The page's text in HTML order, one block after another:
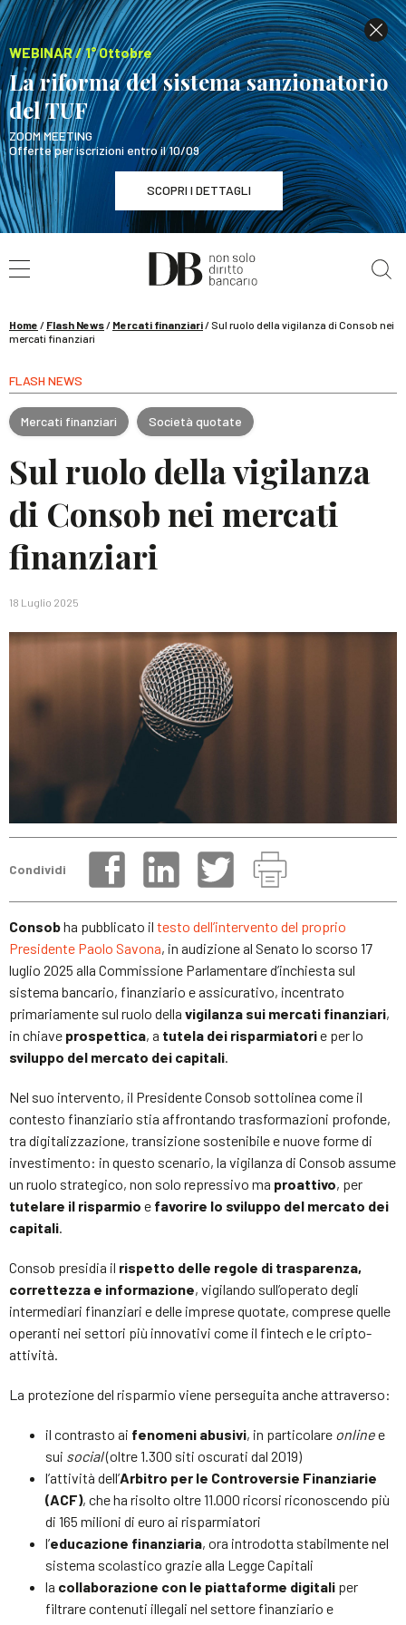
WEBINAR / 1° Ottobre
La riforma del sistema sanzionatorio
del TUF
ZOOM MEETING
Offerte per iscrizioni entro il 10/09
SCOPRI I DETTAGLI
WEBINAR / 1° Ottobre
La riforma del sistema sanzionatorio del TUF
Home / Flash News/ Mercati finanziari/ Sul ruolo della vigilanza di Consob nei
mercati finanziari
FLASH NEWS
Mercati finanziari Società quotate
Sul ruolo della vigilanza
di Consob nei mercati
finanziari
18 Luglio 2025
Condividi
Consobha pubblicato il testo dell’intervento del proprio
Presidente Paolo Savona, in audizione al Senato lo scorso 17
luglio 2025 alla Commissione Parlamentare d’inchiesta sul
sistema bancario, finanziario e assicurativo, incentrato
primariamente sul ruolo della vigilanza sui mercati finanziari,
in chiave prospettica, a tutela dei risparmiatorie per lo
sviluppo del mercato dei capitali.
Nel suo intervento, il Presidente Consob sottolinea come il
contesto finanziario stia affrontando trasformazioni profonde,
tra digitalizzazione, transizione sostenibile e nuove forme di
investimento: in questo scenario, la vigilanza di Consob assume
un ruolo strategico, non solo repressivo ma proattivo, per
tutelare il risparmio e favorire lo sviluppo del mercato dei
capitali.
Consob presidia il rispetto delle regole di trasparenza,
correttezza e informazione, vigilando sull’operato degli
intermediari finanziari e delle imprese quotate, comprese quelle
operanti nei settori più innovativi come il fintech e le cripto-
attività.
La protezione del risparmio viene perseguita anche attraverso:
il contrasto ai fenomeni abusivi, in particolare onlinee
sui social(oltre 1.300 siti oscurati dal 2019)
l’attività dell’Arbitro per le Controversie Finanziarie
(ACF), che ha risolto oltre 11.000 ricorsi riconoscendo più
di 165 milioni di euro ai risparmiatori
l’educazione finanziaria, ora introdotta stabilmente nel
sistema scolastico grazie alla Legge Capitali
la collaborazione con le piattaforme digitali per
filtrare contenuti illegali nel settore finanziario e